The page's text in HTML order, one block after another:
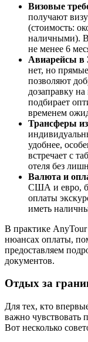
Визовые
получают
(стоимость:
наличными).
не менее 6
Авиарейсы в
нет, но
позволяют
дозаправку
подбирает
временем
Трансферы
удобнее,
встречает с
отеля без
Валюта и
США и евро,
оплаты
иметь
В практике
нюансах оплаты,
предоставляем
документов.
Отдых за
Для тех, кто
важно чувствовать
Вот несколько